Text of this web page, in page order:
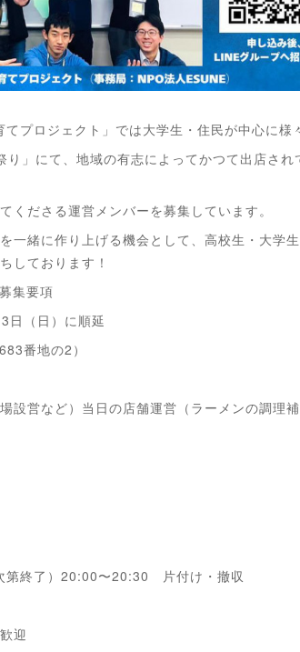
プロジェクト」では大学生・住民が中心に様
」にて、地域の有志によってかつて出店さ
くださる運営メンバーを募集しています。
一緒に作り上げる機会として、高校生・大学
しております！
集要項
日（日）に順延
番地の2）
設営など）当日の店舗運営（ラーメンの調理
終了）20:00〜20:30 片付け・撤収
迎